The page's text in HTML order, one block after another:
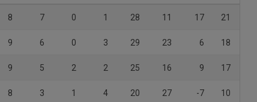
8 7 0 1 28 11 17 21
9 6 0 3 29 23 6 18
9 5 2 2 25 16 9 17
8 3 1 4 20 27 -7 10